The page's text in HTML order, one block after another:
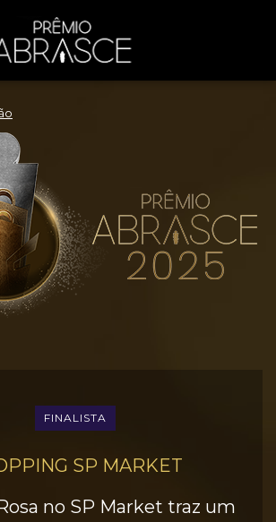
FINALISTA
SP MARKET
no SP Market traz um